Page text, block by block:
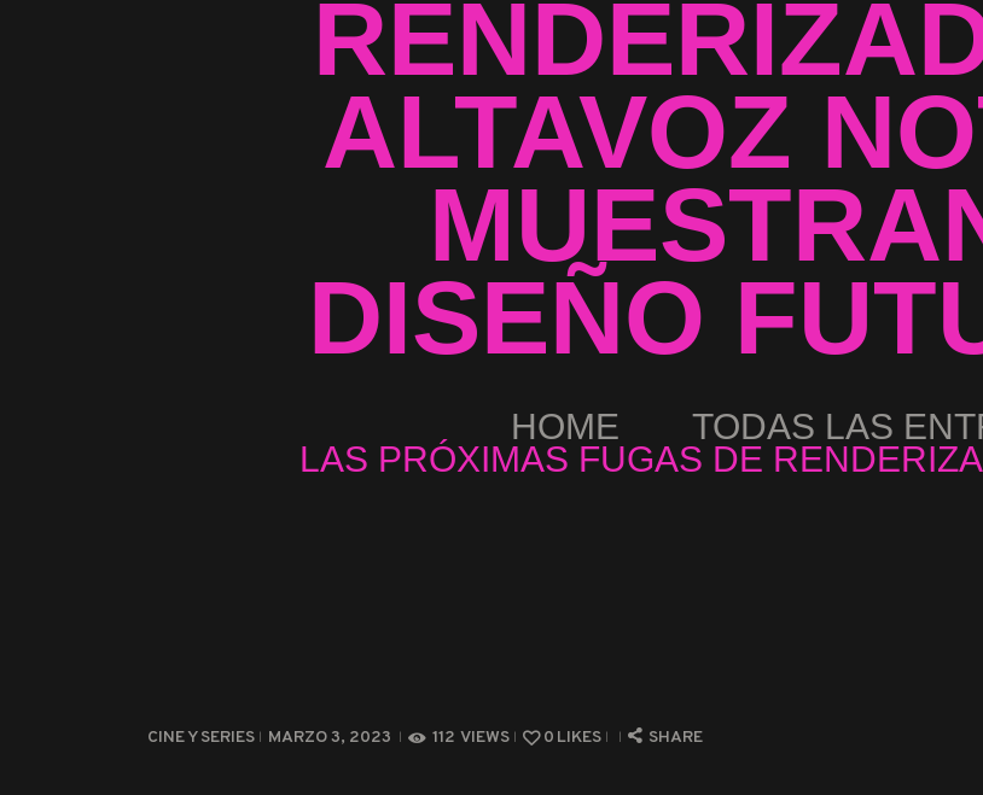
ALTAVOZ
DISEÑO
HOME TODAS LAS
LAS PRÓXIMAS FUGAS DE
CINE Y SERIES MARZO 3, 2023 112 VIEWS 0 LIKES SHARE